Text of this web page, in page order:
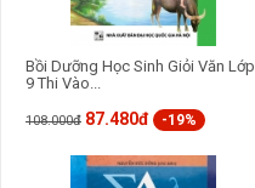
Bồi Dưỡng Học Sinh Giỏi Văn Lớp
9 Thi Vào...
108.000đ 87.480đ -19%